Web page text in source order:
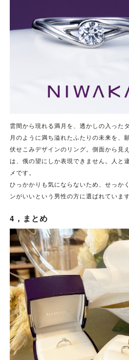
雲間から現れる満月を、透かしの入った
月のように満ち溢れたふたりの未来を、
伏せこみデザインのリング。側面から見
は、俄の望にしか表現できません。人と
メです。
ひっかかりも気にならないため、せっか
ンがいいという男性の方に選ばれています
4，まとめ